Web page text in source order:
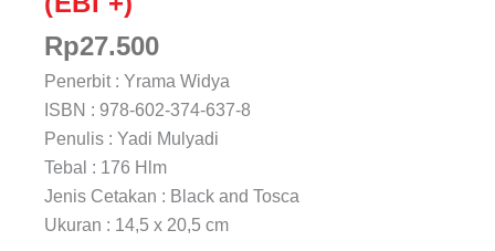
Rp27.500
Penerbit : Yrama Widya
ISBN : 978-602-374-637-8
Penulis : Yadi Mulyadi
Tebal : 176 Hlm
Jenis Cetakan : Black and Tosca
Ukuran : 14,5 x 20,5 cm